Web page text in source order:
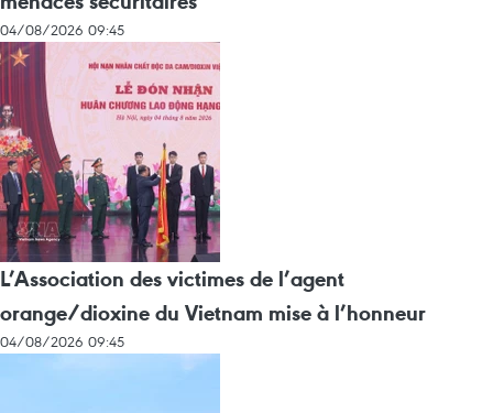
04/08/2026 09:45
L’Association des victimes de l’agent
orange/dioxine du Vietnam mise à l’honneur
04/08/2026 09:45